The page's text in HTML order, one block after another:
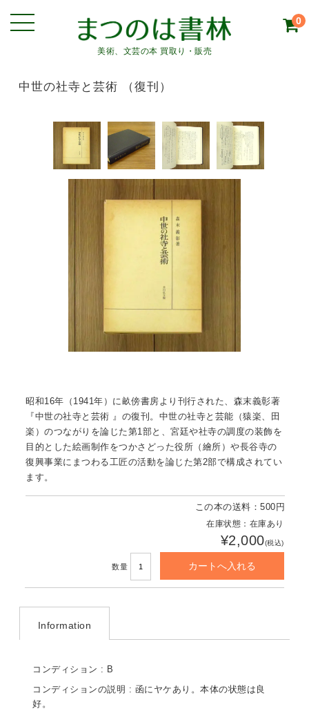
美術、文芸の本 買取り・販売
0
中世の社寺と芸術 （復刊）
昭和16年（1941年）に畝傍書房より刊行された、森末義彰著
『中世の社寺と芸術 』の復刊。中世の社寺と芸能（猿楽、田
楽）のつながりを論じた第1部と、宮廷や社寺の調度の装飾を
目的とした絵画制作をつかさどった役所（繪所）や長谷寺の
復興事業にまつわる工匠の活動を論じた第2部で構成されてい
ます。
この本の送料：500円
在庫状態：在庫あり
¥2,000(税込)
数量
Information
コンディション : B
コンディションの説明 : 函にヤケあり。本体の状態は良
好。